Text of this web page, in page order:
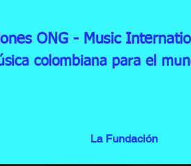
ONG - Music
colombiana para el
La Fundación